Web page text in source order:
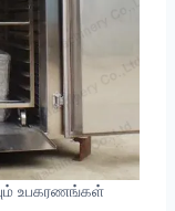
உபகரணங்கள்